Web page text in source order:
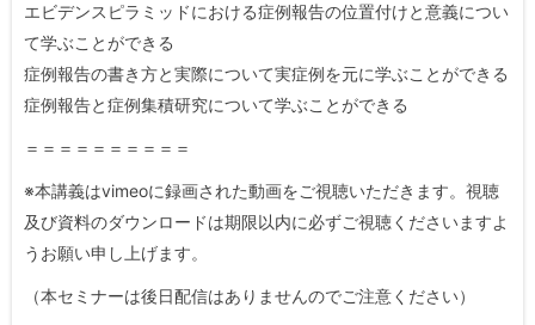
エビデンスピラミッドにおける症例報告の位置付けと意義につい
て学ぶことができる
症例報告の書き方と実際について実症例を元に学ぶことができる
症例報告と症例集積研究について学ぶことができる
＝＝＝＝＝＝＝＝＝＝
※本講義はvimeoに録画された動画をご視聴いただきます。視聴
及び資料のダウンロードは期限以内に必ずご視聴くださいますよ
うお願い申し上げます。
（本セミナーは後日配信はありませんのでご注意ください）